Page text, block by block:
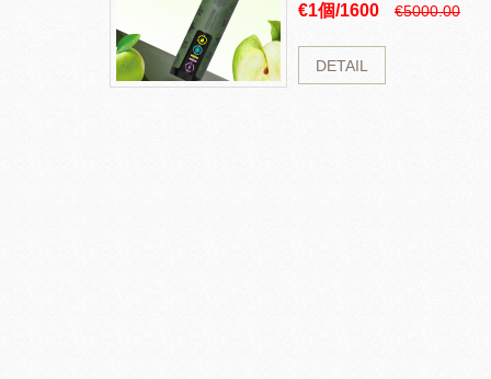
€1個/1600 €5000.00
DETAIL